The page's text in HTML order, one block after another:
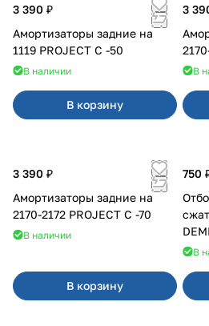
3 390 ₽
Амортизаторы задние на
1119 PROJECT С -50
В наличии
В корзину
3
В
3 390 ₽
Амортизаторы задние на
2170-2172 PROJECT С -70
В наличии
В корзину
750
DEMFI на
В